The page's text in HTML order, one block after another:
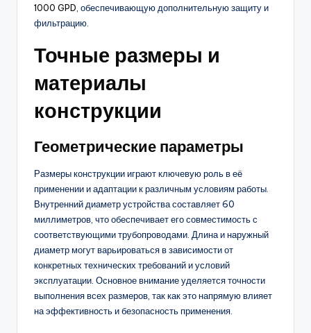
1000 GPD, обеспечивающую дополнительную защиту и
фильтрацию.
Точные размеры и
материалы
конструкции
Геометрические параметры
Размеры конструкции играют ключевую роль в её
применении и адаптации к различным условиям работы.
Внутренний диаметр устройства составляет 60
миллиметров, что обеспечивает его совместимость с
соответствующими трубопроводами. Длина и наружный
диаметр могут варьироваться в зависимости от
конкретных технических требований и условий
эксплуатации. Основное внимание уделяется точности
выполнения всех размеров, так как это напрямую влияет
на эффективность и безопасность применения.